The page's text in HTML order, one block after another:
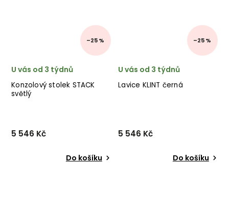
–25 %
Konzolový stolek STACK
světlý
U vás od 3 týdnů
5 546 Kč
Do košíku
–25 %
Lavice KLINT černá
U vás od 3 týdnů
5 546 Kč
Do košíku